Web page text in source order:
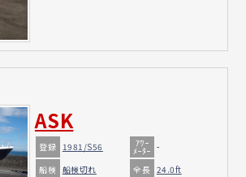
ASK
登録 1981/S56 ｱﾜｰ
ﾒｰﾀｰ -
船検 船検切れ 全長 24.0ft